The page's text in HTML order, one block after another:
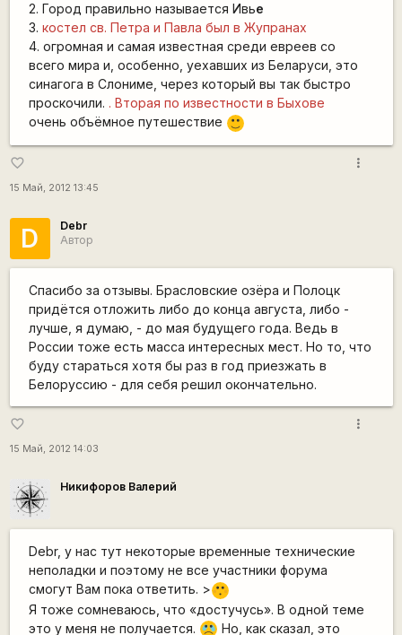
2. Город правильно называется Ивье
3. костел св. Петра и Павла был в Жупранах
4. огромная и самая известная среди евреев со
всего мира и, особенно, уехавших из Беларуси, это
синагога в Слониме, через который вы так быстро
проскочили. . Вторая по известности в Быхове
очень объёмное путешествие
:)
favorite_border
15 Май, 2012 13:45
more_vert
D
Debr
Автор
Спасибо за отзывы. Брасловские озёра и Полоцк
придётся отложить либо до конца августа, либо -
лучше, я думаю, - до мая будущего года. Ведь в
России тоже есть масса интересных мест. Но то, что
буду стараться хотя бы раз в год приезжать в
Белоруссию - для себя решил окончательно.
favorite_border
15 Май, 2012 14:03
more_vert
Никифоров Валерий
Debr, у нас тут некоторые временные технические
неполадки и поэтому не все участники форума
смогут Вам пока ответить. > :[
Я тоже сомневаюсь, что «достучусь». В одной теме
это у меня не получается. :C Но, как сказал, это